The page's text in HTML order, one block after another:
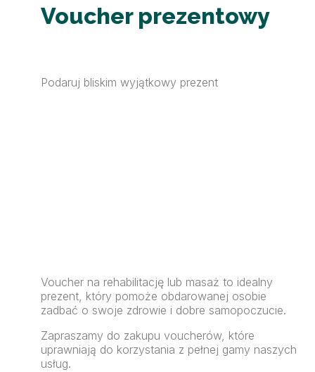
Voucher prezentowy
Podaruj bliskim wyjątkowy prezent
Voucher na rehabilitację lub masaż to idealny
prezent, który pomoże obdarowanej osobie
zadbać o swoje zdrowie i dobre samopoczucie.
Zapraszamy do zakupu voucherów, które
uprawniają do korzystania z pełnej gamy naszych
usług.